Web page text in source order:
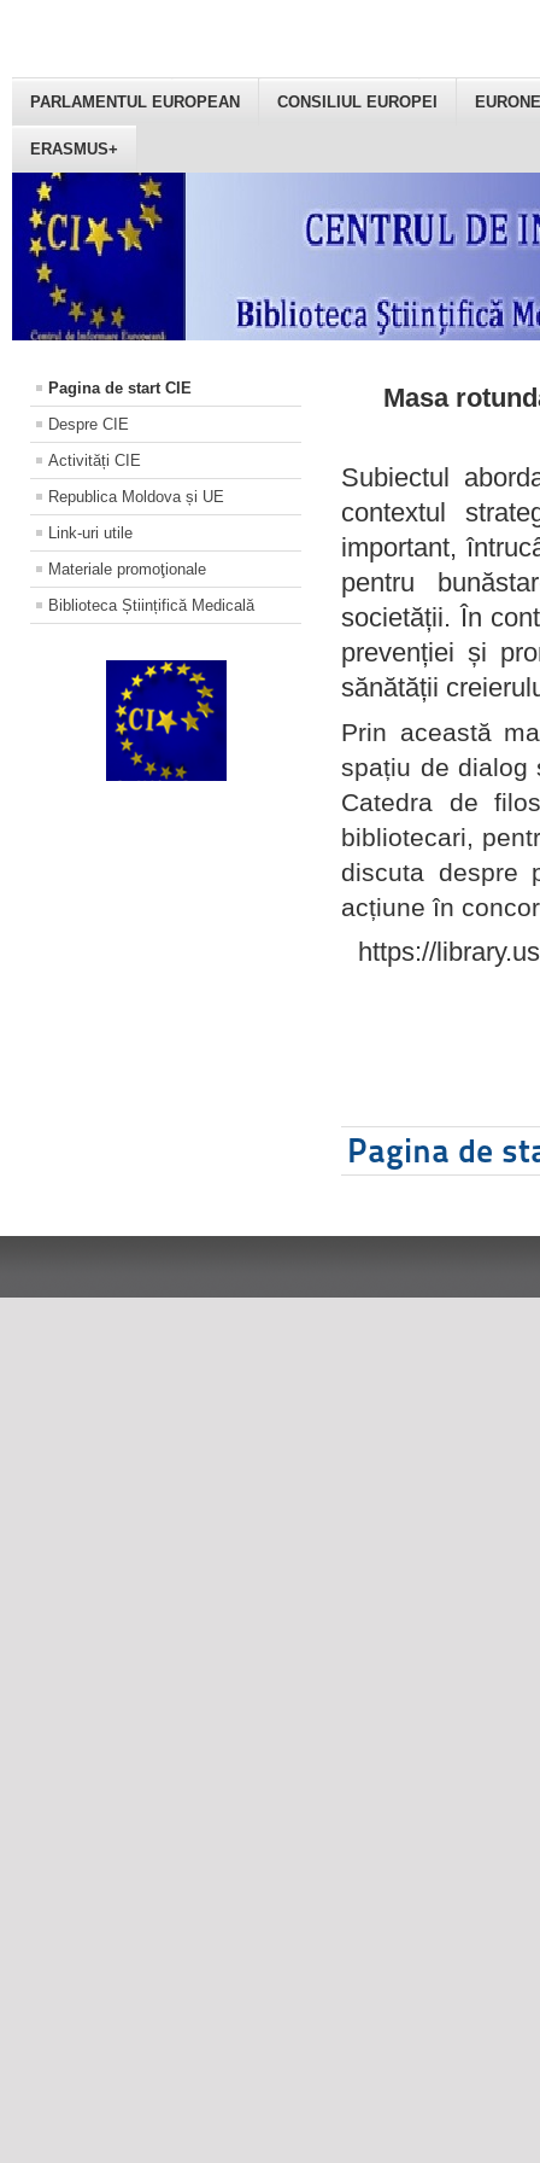
PARLAMENTUL EUROPEAN CONSILIUL EUROPEI
ERASMUS+
Pagina de start CIE
Despre CIE
Activități CIE
Republica Moldova și UE
Link-uri utile
Materiale promoţionale
Biblioteca Științifică Medicală
Masa
Subiectul
contextul
important,
pentru
societății. În
prevenției și
sănătății
Prin această
spațiu de dialog
Catedra de
bibliotecari,
discuta despre
acțiune în
https://
Pagina de